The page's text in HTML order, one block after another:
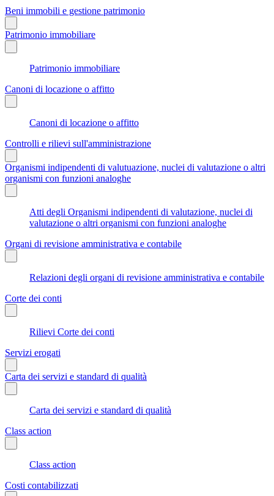
Beni immobili e gestione patrimonio
Patrimonio immobiliare
Patrimonio immobiliare
Canoni di locazione o affitto
Canoni di locazione o affitto
Controlli e rilievi sull'amministrazione
Organismi indipendenti di valutuazione, nuclei di valutazione o altri
organismi con funzioni analoghe
Atti degli Organismi indipendenti di valutazione, nuclei di
valutazione o altri organismi con funzioni analoghe
Organi di revisione amministrativa e contabile
Relazioni degli organi di revisione amministrativa e contabile
Corte dei conti
Rilievi Corte dei conti
Servizi erogati
Carta dei servizi e standard di qualità
Carta dei servizi e standard di qualità
Class action
Class action
Costi contabilizzati